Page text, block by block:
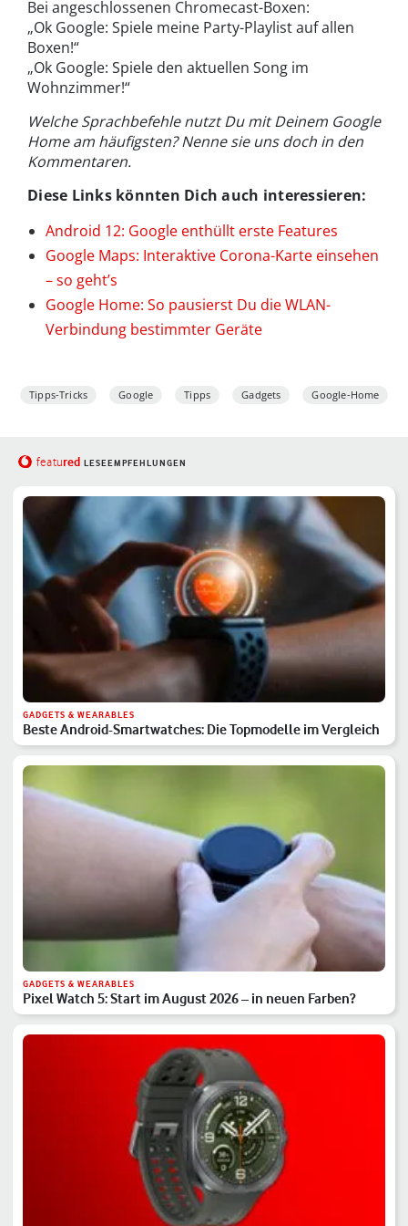
Bei angeschlossenen Chromecast-Boxen:
„Ok Google: Spiele meine Party-Playlist auf allen
Boxen!“
„Ok Google: Spiele den aktuellen Song im
Wohnzimmer!“
Welche Sprachbefehle nutzt Du mit Deinem Google
Home am häufigsten? Nenne sie uns doch in den
Kommentaren.
Diese Links könnten Dich auch interessieren:
Android 12: Google enthüllt erste Features
Google Maps: Interaktive Corona-Karte einsehen
– so geht’s
Google Home: So pausierst Du die WLAN-
Verbindung bestimmter Geräte
Tipps-Tricks Google Tipps Gadgets Google-Home
featured LESEEMPFEHLUNGEN
GADGETS & WEARABLES
Beste Android-Smartwatches: Die Topmodelle im Vergleich
GADGETS & WEARABLES
Pixel Watch 5: Start im August 2026 – in neuen Farben?